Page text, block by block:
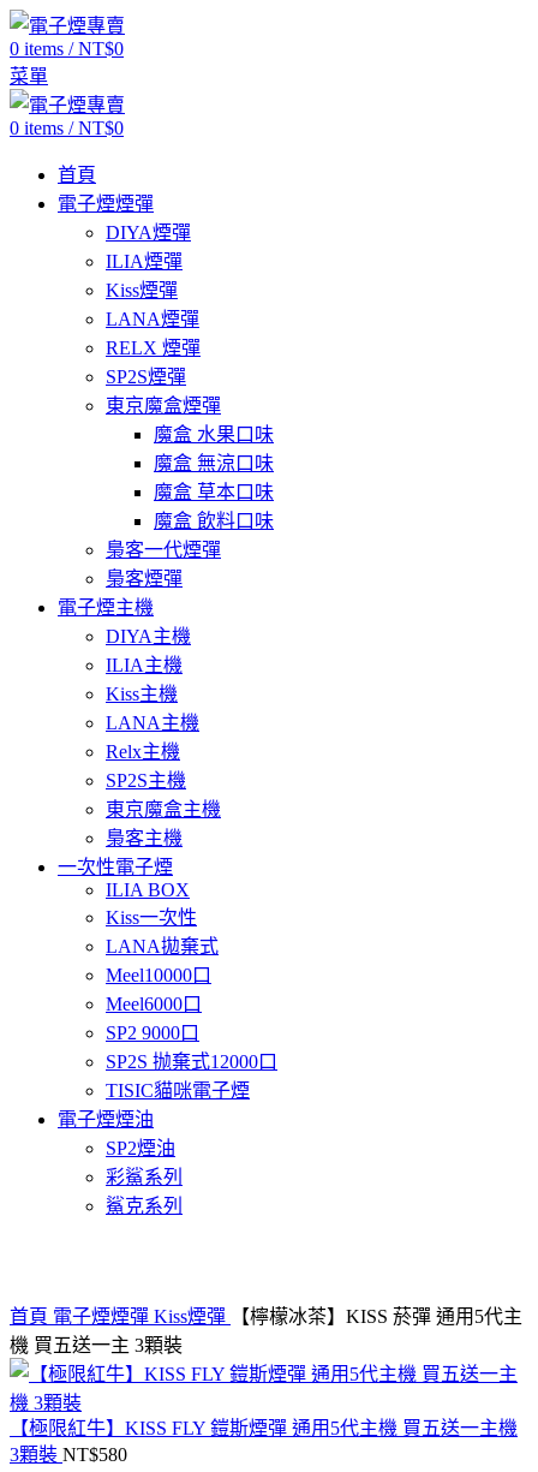
0 items / NT$0
菜單
0 items / NT$0
首頁
電子煙煙彈
DIYA煙彈
ILIA煙彈
Kiss煙彈
LANA煙彈
RELX 煙彈
SP2S煙彈
東京魔盒煙彈
魔盒 水果口味
魔盒 無涼口味
魔盒 草本口味
魔盒 飲料口味
梟客一代煙彈
梟客煙彈
電子煙主機
DIYA主機
ILIA主機
Kiss主機
LANA主機
Relx主機
SP2S主機
東京魔盒主機
梟客主機
一次性電子煙
ILIA BOX
Kiss一次性
LANA拋棄式
Meel10000口
Meel6000口
SP2 9000口
SP2S 抛棄式12000口
TISIC貓咪電子煙
電子煙煙油
SP2煙油
彩鯊系列
鯊克系列
首頁 電子煙煙彈 Kiss煙彈
【檸檬冰茶】KISS 菸彈 通用5代主
機 買五送一主 3顆裝
【極限紅牛】KISS FLY 鎧斯煙彈 通用5代主機 買五送一主機
3顆裝 NT$580